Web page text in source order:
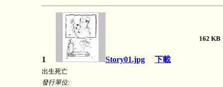
1 Story01.jpg 下載
162
出生死亡
發行單位: